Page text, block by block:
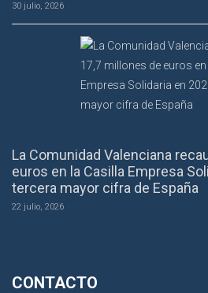
30 julio, 2026
La Comunidad Valenciana
euros en la Casilla Empresa
tercera mayor cifra de España
22 julio, 2026
CONTACTO